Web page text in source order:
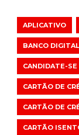
APLICATIVO
BANCO DIGITAL
CANDIDATE-SE
CARTÃO DE
CARTÃO DE
CARTÃO